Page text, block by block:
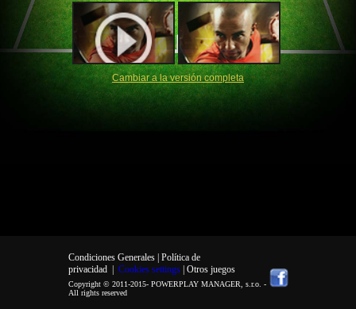
Cambiar a la versión completa
Condiciones Generales | Política de
privacidad| Cookies settings | Otros juegos
Copyright © 2011-2015- POWERPLAY MANAGER, s.r.o. -
All rights reserved